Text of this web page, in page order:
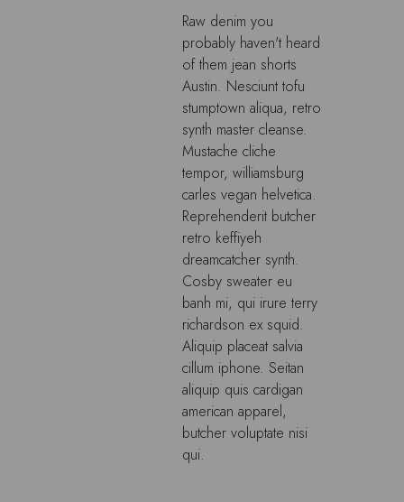
Raw denim you
probably haven't heard
of them jean shorts
Austin. Nesciunt tofu
stumptown aliqua, retro
synth master cleanse.
Mustache cliche
tempor, williamsburg
carles vegan helvetica.
Reprehenderit butcher
retro keffiyeh
dreamcatcher synth.
Cosby sweater eu
banh mi, qui irure terry
richardson ex squid.
Aliquip placeat salvia
cillum iphone. Seitan
aliquip quis cardigan
american apparel,
butcher voluptate nisi
qui.